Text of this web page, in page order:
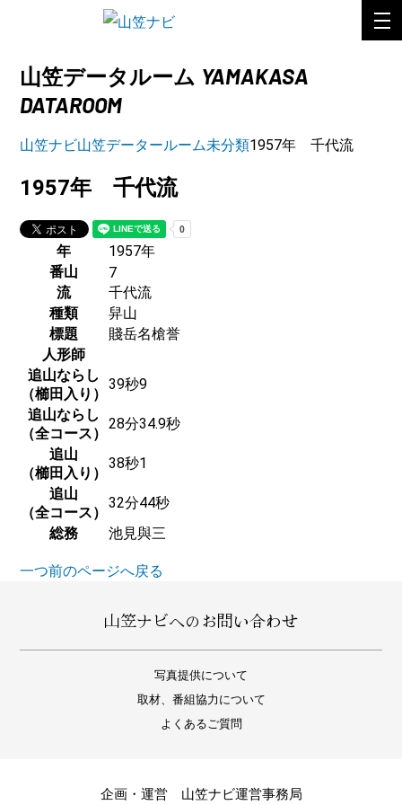
山笠データルーム YAMAKASA
DATAROOM
山笠ナビ山笠データールーム未分類1957年 千代流
1957年 千代流
年
1957年
番山
7
流
千代流
種類
舁山
標題
賤岳名槍誉
人形師
追山ならし
（櫛田入り）
39秒9
追山ならし
（全コース）
28分34.9秒
追山
（櫛田入り）
38秒1
追山
（全コース）
32分44秒
総務
池見與三
一つ前のページへ戻る
山笠ナビへのお問い合わせ
写真提供について
取材、番組協力について
よくあるご質問
企画・運営 山笠ナビ運営事務局